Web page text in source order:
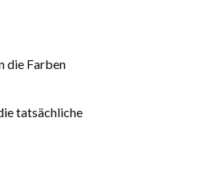
die Farben
tatsächliche